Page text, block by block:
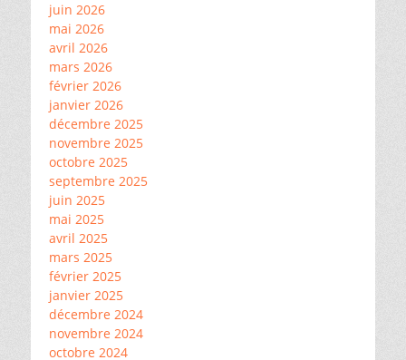
juin 2026
mai 2026
avril 2026
mars 2026
février 2026
janvier 2026
décembre 2025
novembre 2025
octobre 2025
septembre 2025
juin 2025
mai 2025
avril 2025
mars 2025
février 2025
janvier 2025
décembre 2024
novembre 2024
octobre 2024